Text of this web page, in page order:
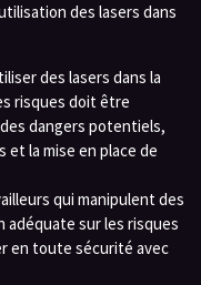
des lasers dans
des lasers dans la
risques doit être
dangers potentiels,
la mise en place de
qui manipulent des
sur les risques
en toute sécurité avec